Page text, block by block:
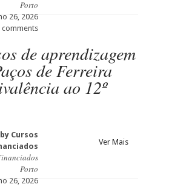
Porto
26, 2026
comments
de aprendizagem
de Ferreira
ao 12º
Cursos
Porto
26, 2026
Ver Mais